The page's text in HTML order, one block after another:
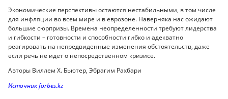
Экономические перспективы остаются нестабильными, в том числе
для инфляции во всем мире и в еврозоне. Наверняка нас ожидают
большие сюрпризы. Времена неопределенности требуют лидерства
и гибкости – готовности и способности гибко и адекватно
реагировать на непредвиденные изменения обстоятельств, даже
если речь не идет о непосредственном кризисе.
Авторы Виллем Х. Бьютер, Эбрагим Рахбари
Источник forbes.kz